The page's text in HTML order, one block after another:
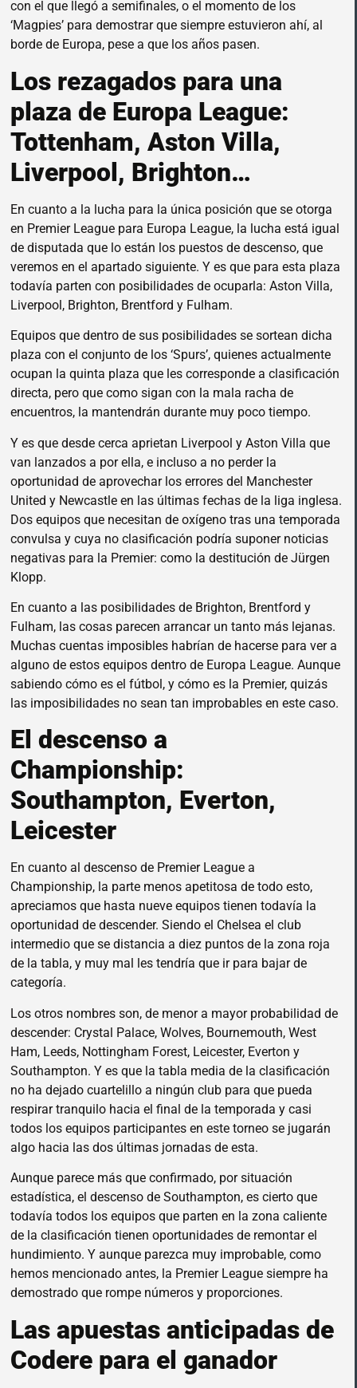
con el que llegó a semifinales, o el momento de los
‘Magpies’ para demostrar que siempre estuvieron ahí, al
borde de Europa, pese a que los años pasen.
Los rezagados para una
plaza de Europa League:
Tottenham, Aston Villa,
Liverpool, Brighton…
En cuanto a la lucha para la única posición que se otorga
en Premier League para Europa League, la lucha está igual
de disputada que lo están los puestos de descenso, que
veremos en el apartado siguiente. Y es que para esta plaza
todavía parten con posibilidades de ocuparla: Aston Villa,
Liverpool, Brighton, Brentford y Fulham.
Equipos que dentro de sus posibilidades se sortean dicha
plaza con el conjunto de los ‘Spurs’, quienes actualmente
ocupan la quinta plaza que les corresponde a clasificación
directa, pero que como sigan con la mala racha de
encuentros, la mantendrán durante muy poco tiempo.
Y es que desde cerca aprietan Liverpool y Aston Villa que
van lanzados a por ella, e incluso a no perder la
oportunidad de aprovechar los errores del Manchester
United y Newcastle en las últimas fechas de la liga inglesa.
Dos equipos que necesitan de oxígeno tras una temporada
convulsa y cuya no clasificación podría suponer noticias
negativas para la Premier: como la destitución de Jürgen
Klopp.
En cuanto a las posibilidades de Brighton, Brentford y
Fulham, las cosas parecen arrancar un tanto más lejanas.
Muchas cuentas imposibles habrían de hacerse para ver a
alguno de estos equipos dentro de Europa League. Aunque
sabiendo cómo es el fútbol, y cómo es la Premier, quizás
las imposibilidades no sean tan improbables en este caso.
El descenso a
Championship:
Southampton, Everton,
Leicester
En cuanto al descenso de Premier League a
Championship, la parte menos apetitosa de todo esto,
apreciamos que hasta nueve equipos tienen todavía la
oportunidad de descender. Siendo el Chelsea el club
intermedio que se distancia a diez puntos de la zona roja
de la tabla, y muy mal les tendría que ir para bajar de
categoría.
Los otros nombres son, de menor a mayor probabilidad de
descender: Crystal Palace, Wolves, Bournemouth, West
Ham, Leeds, Nottingham Forest, Leicester, Everton y
Southampton. Y es que la tabla media de la clasificación
no ha dejado cuartelillo a ningún club para que pueda
respirar tranquilo hacia el final de la temporada y casi
todos los equipos participantes en este torneo se jugarán
algo hacia las dos últimas jornadas de esta.
Aunque parece más que confirmado, por situación
estadística, el descenso de Southampton, es cierto que
todavía todos los equipos que parten en la zona caliente
de la clasificación tienen oportunidades de remontar el
hundimiento. Y aunque parezca muy improbable, como
hemos mencionado antes, la Premier League siempre ha
demostrado que rompe números y proporciones.
Las apuestas anticipadas de
Codere para el ganador